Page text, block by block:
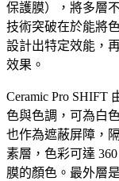
保護膜），將多層
技術突破在於能將
設計出特定效能，
效果。
Ceramic Pro SHIFT
色與色調，可為白
也作為遮蔽屏障，
素層，色彩可達
膜的顏色。最外層